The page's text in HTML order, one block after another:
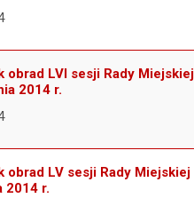
obrad LVI sesji Rady
2014 r.
obrad LV sesji Rady Miejskiej
2014 r.